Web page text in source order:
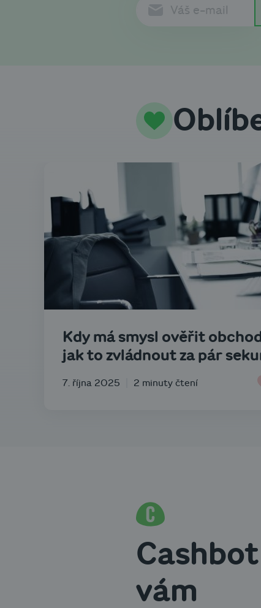
Kdy má smysl ověřit
jak to zvládnout za pár
7. října 2025 2 minuty čtení
Cashbot
vám